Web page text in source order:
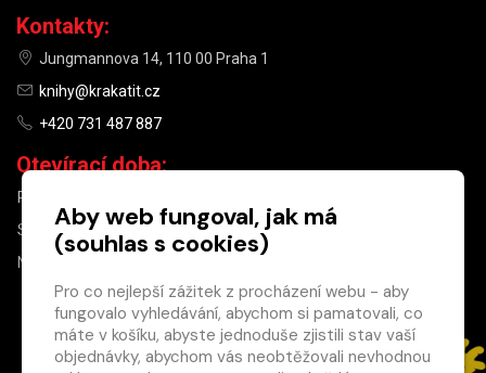
×
Máte u nás již
Kontakty:
Jungmannova 14, 110 00 Praha 1
knihy@krakatit.cz
+420 731 487 887
Otevírací doba:
PO–PÁ
SO
10:00–13:00
NE
Aby web fungoval, jak má
(souhlas s cookies)
Pro co nejlepší zážitek z procházení webu - aby
fungovalo vyhledávání, abychom si pamatovali, co
máte v košíku, abyste jednoduše zjistili stav vaší
objednávky, abychom vás neobtěžovali nevhodnou